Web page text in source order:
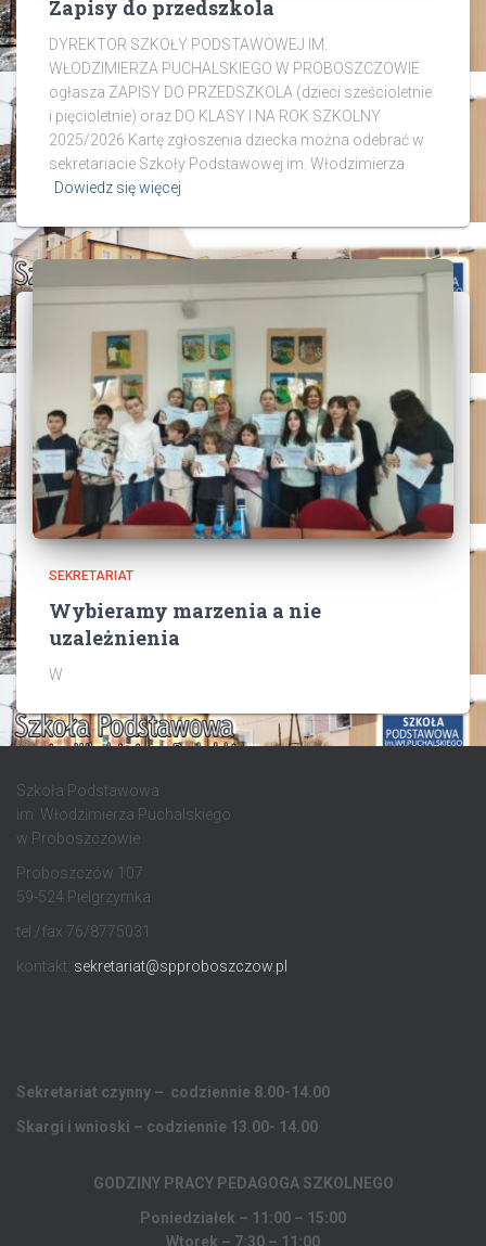
Zapisy do przedszkola
DYREKTOR SZKOŁY PODSTAWOWEJ IM.
WŁODZIMIERZA PUCHALSKIEGO W PROBOSZCZOWIE
ogłasza ZAPISY DO PRZEDSZKOLA (dzieci sześcioletnie
i pięcioletnie) oraz DO KLASY I NA ROK SZKOLNY
2025/2026 Kartę zgłoszenia dziecka można odebrać w
sekretariacie Szkoły Podstawowej im. Włodzimierza
Dowiedz się więcej
SEKRETARIAT
Wybieramy marzenia a nie
uzależnienia
W
Szkoła Podstawowa
im. Włodzimierza Puchalskiego
w Proboszczowie
Proboszczów 107
59-524 Pielgrzymka
tel./fax 76/8775031
kontakt: sekretariat@spproboszczow.pl
Sekretariat czynny – codziennie 8.00-14.00
Skargi i wnioski – codziennie 13.00- 14.00
GODZINY PRACY PEDAGOGA SZKOLNEGO
Poniedziałek – 11:00 – 15:00
Wtorek – 7:30 – 11:00